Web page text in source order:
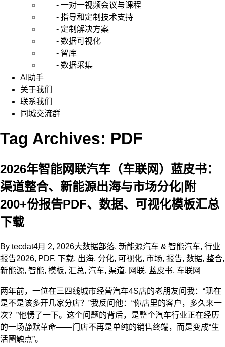
- 一对一视频会议与课程
- 指导和定制技术支持
- 定制解决方案
- 数据可视化
- 智库
- 数据采集
AI助手
关于我们
联系我们
同城交流群
Tag Archives: PDF
2026年智能网联汽车（车联网）蓝皮书：
渠道整合、新能源出海与市场分化|附
200+份报告PDF、数据、可视化模板汇总
下载
By tecdat4月 2, 2026大数据部落, 新能源汽车 & 智能汽车, 行业
报告2026, PDF, 下载, 出海, 分化, 可视化, 市场, 报告, 数据, 整合,
新能源, 智能, 模板, 汇总, 汽车, 渠道, 网联, 蓝皮书, 车联网
两年前，一位在三四线城市经营汽车4S店的老朋友问我：“现在
是不是该多开几家分店？”我反问他：“你店里的客户，多久来一
次？”他愣了一下。这个问题的背后，是整个汽车行业正在经历
的一场静默革命——门店不再是单纯的销售终端，而是变成“生
活圈触点”。